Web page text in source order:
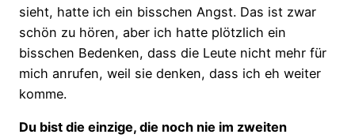
sieht, hatte ich ein bisschen Angst. Das ist zwar
schön zu hören, aber ich hatte plötzlich ein
bisschen Bedenken, dass die Leute nicht mehr für
mich anrufen, weil sie denken, dass ich eh weiter
komme.
Du bist die einzige, die noch nie im zweiten